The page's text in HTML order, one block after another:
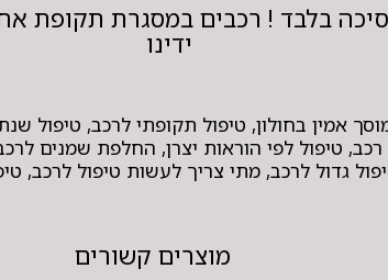
בלבד ! רכבים במסגרת תקופת
ידינו
תחזוקת רכב, טיפול לפי הוראות יצרן, החלפת
גדול לרכב, מתי צריך לעשות טיפול לרכב,
מוצרים קשורים